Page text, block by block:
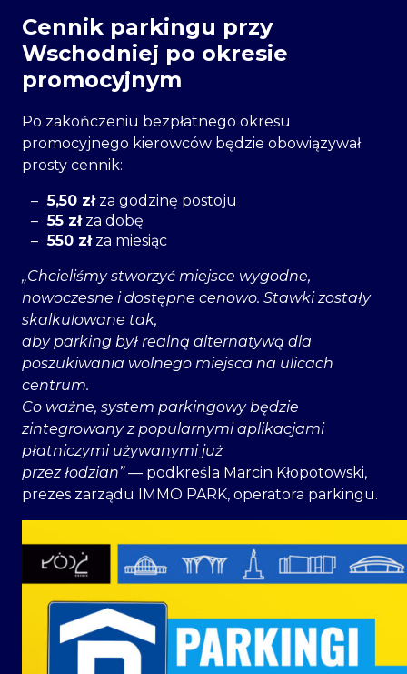
Cennik parkingu przy
Wschodniej po okresie
promocyjnym
Po zakończeniu bezpłatnego okresu
promocyjnego kierowców będzie obowiązywał
prosty cennik:
5,50 złza godzinę postoju
55 złza dobę
550 złza miesiąc
„Chcieliśmy stworzyć miejsce wygodne,
nowoczesne i dostępne cenowo. Stawki zostały
skalkulowane tak,
aby parking był realną alternatywą dla
poszukiwania wolnego miejsca na ulicach
centrum.
Co ważne, system parkingowy będzie
zintegrowany z popularnymi aplikacjami
płatniczymi używanymi już
przez łodzian”— podkreśla Marcin Kłopotowski,
prezes zarządu IMMO PARK, operatora parkingu.